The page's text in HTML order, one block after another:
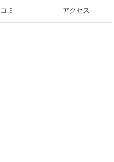
ミ アクセス